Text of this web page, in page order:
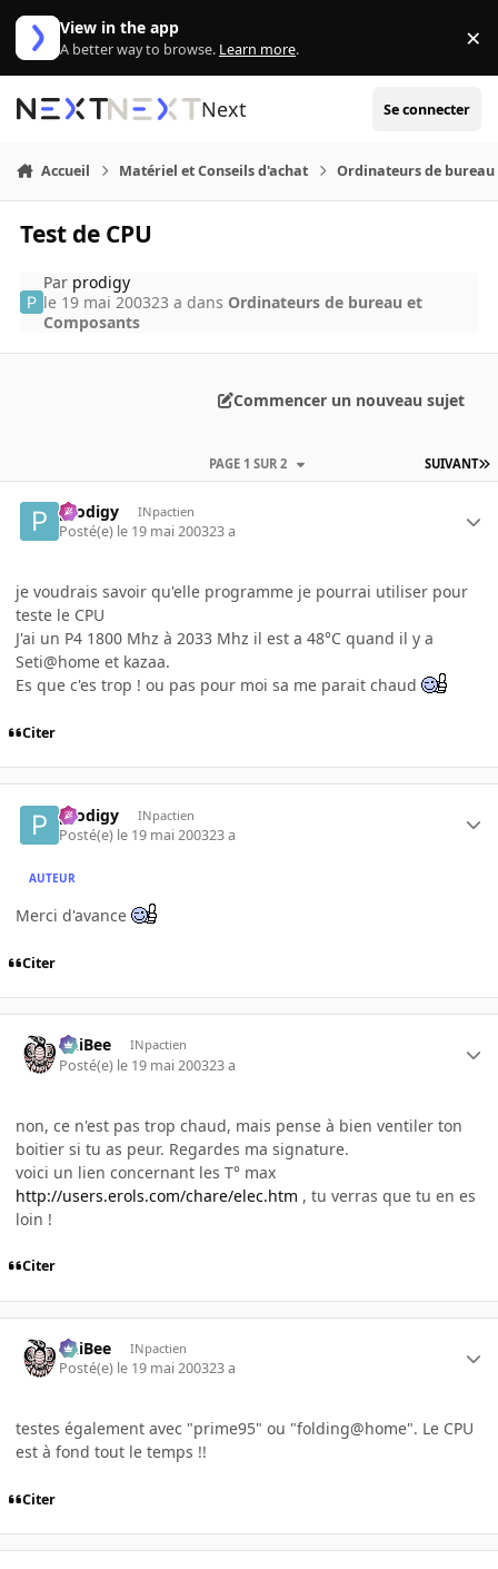
Aller au contenu
View in the app
A better way to browse. Learn more. ×
Next Se connecter
Accueil Matériel et Conseils d'achat Ordinateurs de bureau
Test de CPU
Par prodigy
le 19 mai 200323 a dans Ordinateurs de bureau et
Composants
Commencer un nouveau sujet
SUIVANT
PAGE 1 SUR 2
prodigy INpactien
Posté(e) le 19 mai 200323 a
je voudrais savoir qu'elle programme je pourrai utiliser pour
teste le CPU
J'ai un P4 1800 Mhz à 2033 Mhz il est a 48°C quand il y a
Seti@home et kazaa.
Es que c'es trop ! ou pas pour moi sa me parait chaud
Citer
prodigy INpactien
Posté(e) le 19 mai 200323 a
AUTEUR
Merci d'avance
Citer
PhiBee INpactien
Posté(e) le 19 mai 200323 a
non, ce n'est pas trop chaud, mais pense à bien ventiler ton
boitier si tu as peur. Regardes ma signature.
voici un lien concernant les T° max
http://users.erols.com/chare/elec.htm , tu verras que tu en es
loin !
Citer
PhiBee INpactien
Posté(e) le 19 mai 200323 a
testes également avec "prime95" ou "folding@home". Le CPU
est à fond tout le temps !!
Citer